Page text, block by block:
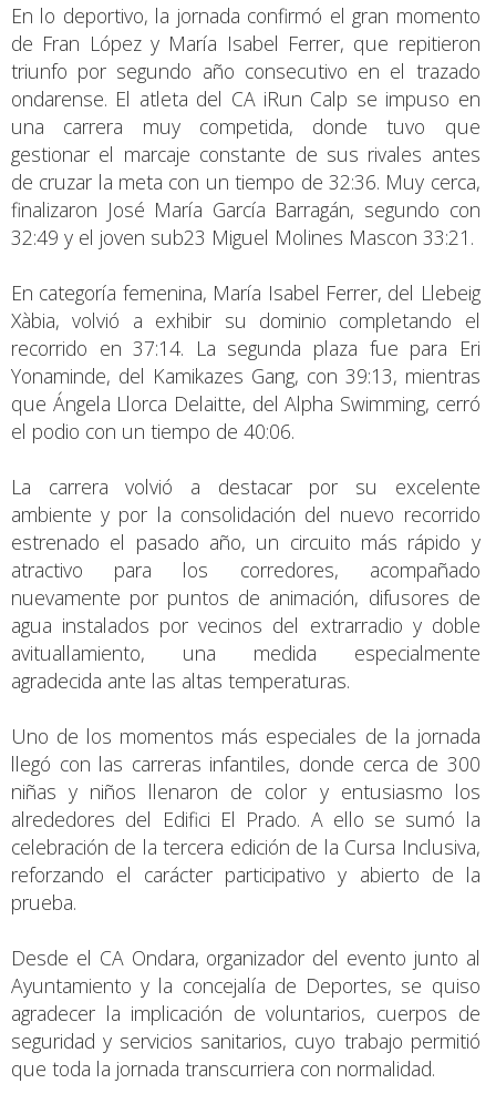
En lo deportivo, la jornada confirmó el gran momento
de Fran López y María Isabel Ferrer, que repitieron
triunfo por segundo año consecutivo en el trazado
ondarense. El atleta del CA iRun Calp se impuso en
una carrera muy competida, donde tuvo que
gestionar el marcaje constante de sus rivales antes
de cruzar la meta con un tiempo de 32:36. Muy cerca,
finalizaron José María García Barragán, segundo con
32:49 y el joven sub23 Miguel Molines Mascon 33:21.
En categoría femenina, María Isabel Ferrer, del Llebeig
Xàbia, volvió a exhibir su dominio completando el
recorrido en 37:14. La segunda plaza fue para Eri
Yonaminde, del Kamikazes Gang, con 39:13, mientras
que Ángela Llorca Delaitte, del Alpha Swimming, cerró
el podio con un tiempo de 40:06.
La carrera volvió a destacar por su excelente
ambiente y por la consolidación del nuevo recorrido
estrenado el pasado año, un circuito más rápido y
atractivo para los corredores, acompañado
nuevamente por puntos de animación, difusores de
agua instalados por vecinos del extrarradio y doble
avituallamiento, una medida especialmente
agradecida ante las altas temperaturas.
Uno de los momentos más especiales de la jornada
llegó con las carreras infantiles, donde cerca de 300
niñas y niños llenaron de color y entusiasmo los
alrededores del Edifici El Prado. A ello se sumó la
celebración de la tercera edición de la Cursa Inclusiva,
reforzando el carácter participativo y abierto de la
prueba.
Desde el CA Ondara, organizador del evento junto al
Ayuntamiento y la concejalía de Deportes, se quiso
agradecer la implicación de voluntarios, cuerpos de
seguridad y servicios sanitarios, cuyo trabajo permitió
que toda la jornada transcurriera con normalidad.